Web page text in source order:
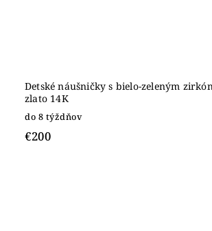
Detské náušničky s bielo-zeleným
zlato 14K
do 8 týždňov
€200